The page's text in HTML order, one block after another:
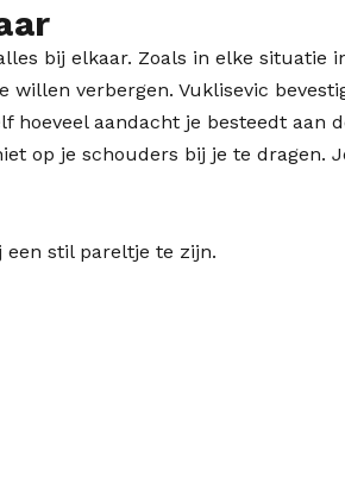
bij elkaar. Zoals in elke
willen verbergen. Vuklisevic
hoeveel aandacht je besteedt aan
op je schouders bij je te dragen.
stil pareltje te zijn.